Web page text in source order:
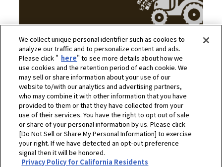
雨天時、午前の部に行う座学の会場がアグリソリューションセン
ター仙台へ変更となる場合がございます。変更となる際はお申込
み先の支店担当者よりご連絡いたします。
ホーム ヤンマーアグリジャパン株式会社
【宮城県】乾田直播研修会
We collect unique personal identifier such as cookies to
analyze our traffic and to personalize content and ads.
Please click " here" to see more details about how we
use cookies and the retention period of each cookie. We
may sell or share information about your use of our
website to/with our analytics and advertising partners,
who may combine it with other information that you have
provided to them or that they have collected from your
use of their services. You have the right to opt out of sale
or share of your personal information by us. Please click
[Do Not Sell or Share My Personal Information] to exercise
your right. If we have detected an opt-out preference
signal then it will be honored.
Privacy Policy for California Residents